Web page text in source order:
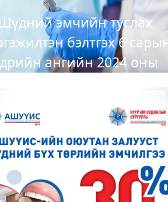
эмчийн туслах
бэлтгэх 6
ангийн 2024 оны